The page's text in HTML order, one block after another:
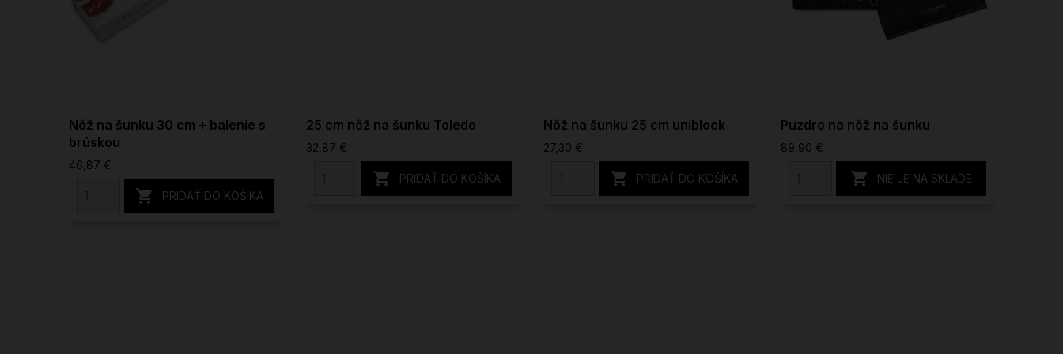
Nôž na šunku 30 cm + balenie s
brúskou
46,87 €
 PRIDAŤ DO KOŠÍKA
25 cm nôž na šunku Toledo
32,87 €
 PRIDAŤ DO KOŠÍKA
Nôž na šunku 25 cm uniblock
27,30 €
 PRIDAŤ DO KOŠÍKA
Puzdro na nôž na šunku
89,90 €
 NIE JE NA SKLADE